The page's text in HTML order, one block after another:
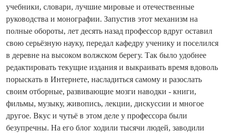
учебники, словари, лучшие мировые и оте­че­ственные
руководства и монографии. Запустив этот механизм на
полные обороты, лет десять назад профессор вдруг оставил
свою серь­ёзную науку, передал кафедру ученику и поселился
в деревне на высоком волжском берегу. Так было удобнее
редактировать текущие издания и выкраивать время вдоволь
порыскать в Интернете, насладиться самому и разослать
своим отборные, развивающие мозги наводки - книги,
фильмы, музыку, живопись, лекции, дискуссии и многое
другое. Вкус и чутьё в этом деле у профессора были
безупречны. На его блог ходили тысячи людей, заводили